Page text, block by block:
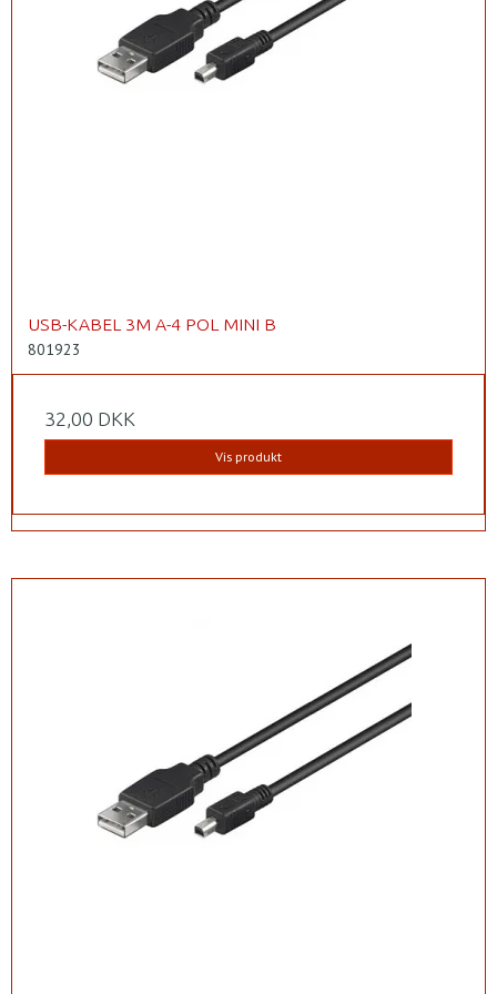
USB-KABEL 3M A-4 POL MINI B
801923
32,00 DKK
Vis produkt